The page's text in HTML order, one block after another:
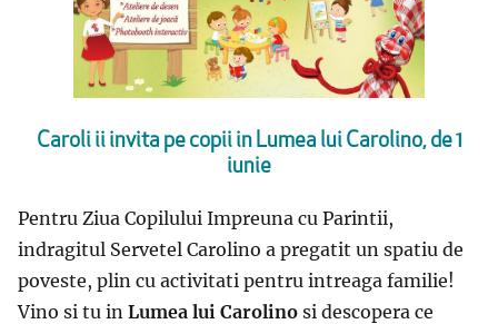
Caroli ii invita pe copii in Lumea lui Carolino, de 1
iunie
Pentru Ziua Copilului Impreuna cu Parintii,
indragitul Servetel Carolino a pregatit un spatiu de
poveste, plin cu activitati pentru intreaga familie!
Vino si tu in Lumea lui Carolino si descopera ce